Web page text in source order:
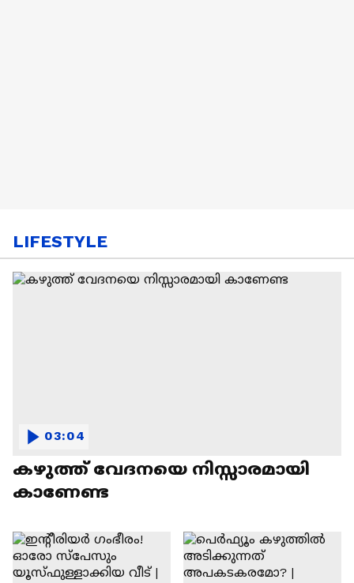
LIFESTYLE
കഴുത്ത് വേദനയെ നിസ്സാരമായി
കാണേണ്ട
03:04